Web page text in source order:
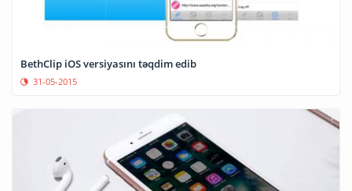
BethClip iOS versiyasını təqdim edib
31-05-2015